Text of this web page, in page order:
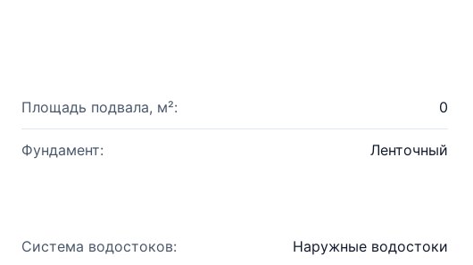
Площадь подвала, м²: 0
Фундамент: Ленточный
Система водостоков: Наружные водостоки